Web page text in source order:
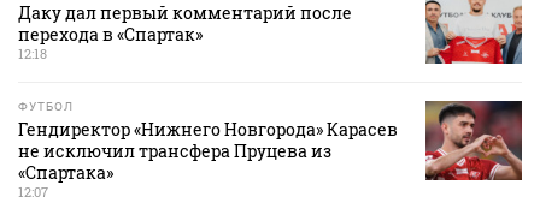
Даку дал первый комментарий после
перехода в «Спартак»
12:18
ФУТБОЛ
Гендиректор «Нижнего Новгорода» Карасев
не исключил трансфера Пруцева из
«Спартака»
12:07